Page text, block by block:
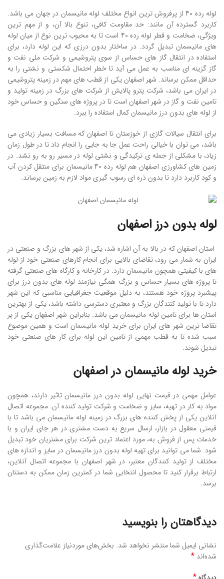
لوله رده 40 از پرفروش ترین انواع مختلف لوله مانیسمان در جهان می باشد.
کاربرد گسترده آن مانند: حد مقاومت کافی، تنوع بالا آن، و از مهم ترین
ویژگی، ضخامت و قطر لوله رده 40 است تا به محبوب ترین نوع از میان لوله
های مانیسمان تبدیل گردد. در ساختار بدون درزی که این لوله دارد، برای
استفاده در انتقال گاز های حساس از سوی پتروشیمی و شرکت ملی نفت و
گاز گزینه ای مناسب به عمل می آید تا خطر احتمال شکستی و نشتی را به
حداقل ممکن برساند. شهر اصفهان یکی از قطب های مهم در زمینه پتروشیمی
در ایران می باشد، شرکت پترو پالایش از شرکت های بزرگ در زمینه تولید و
تامین نفت و گاز در شهر اصفهان است تا در پروژه های سنگین و حساس خود
از لوله های بدون درز مانیسمان کمال استفاده را ببرد.
برای انتقال سیالات گازی از خوزستان تا اصفهان که مسافت بسیار زیادی می
باشد، می توان با خیالی راحت عمل جا به جایی را انجام داد تا در طول زمان
زیاد، با مشکلی از جمله ی ترکیدگی و نشتی لوله در مسیر رو به رو نشد. در
زمین های کشاورزی اصفهان هم لوله رده 40 مانیسمان برای منتقل کردن آب
و کود کاربرد دارد تا بدون ذره ای رسوب گیری مواد لازم به زمین برساند.
لوله بدون درز اصفهان
استان اصفهان که در بالا به آن اشاره شد، یکی از شهر های بزرگ و صنعتی در
ایران به شمار می رود، تقاضای بالایی برای انجام کارهای صنعتی خود از لوله
های با کیفیتی همچون مانیسمان دارد. در کارخانه و کارگاه های صنعتی گرفته
تا پروژه های بسیار حساس و بزرگ همگی نیازمند لوله های بدون درز برای
پیشبرد پروژه خود هستند، به دلیل موقعیت جغرافیایی مناسبی که این شهر
دارد تا با تولید کنندگان بزرگ و معتبری دسترسی داشته باشد، یکی از بهترین
استان ها برای تامین لوله مانیسمان می باشد. بنابراین شهر اصفهان یکی از پر
تقاضا ترین شهر های ایران برای خرید لوله مانیسمان است و همین موضوع
سبب شده تا به قطب مهمی از تامین این لوله برای کار های صنعتی خود
تبدیل شوند.
خرید لوله مانیسمان در اصفهان
عوامل مهمی در قیمت نهایی لوله بدون درز مانیسمان تاثیر دارند، همچون
مواد به کار در تهیه، سایز و ضخامت و شرکت تولید کننده آن. مجموعه اتصال
آنلاین یکی از پخش کننده های بزرگ در زمینه لوله مانیسمان می باشد تا با
قیمتی معقول در بازار، ارسال سریع به دست مشتری در هر جای ایران و با
خدمات پس از فروش به، مورد اعتماد ترین شرکت برای مشتریان خود تبدیل
شود. شما می توانید برای تهیه لوله بدون درز مانیسمان در سایز و اندازه های
مختلف از تولید کنندگان معتبر، در شهر اصفهان با مجموعه اتصال آنلاین،
ارتباط برقرار کنید تا محصول انتخابی شما در کمترین زمان ممکن به دستتان
برسد.
دیدگاهتان را بنویسید
نشانی ایمیل شما منتشر نخواهد شد. بخش‌های موردنیاز علامت‌گذاری
شده‌اند *